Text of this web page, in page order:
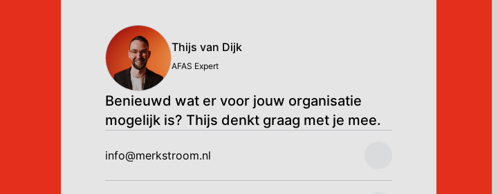
Benieuwd wat er voor jouw organisatie
mogelijk is? Thijs denkt graag met je mee.
Thijs van Dijk
AFAS Expert
info@merkstroom.nl